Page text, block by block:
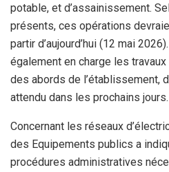
potable, et d’assainissement.
présents, ces opérations
partir d’aujourd’hui (12 mai
également en charge les
des abords de l’établissement,
attendu dans les prochains jours.
Concernant les réseaux
des Equipements publics a
procédures administratives